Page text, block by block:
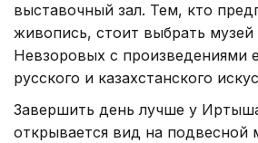
выставочный зал. Тем, кто
живопись, стоит выбрать музей
Невзоровых с произведениями
русского и казахстанского
Завершить день лучше у
открывается вид на подвесной